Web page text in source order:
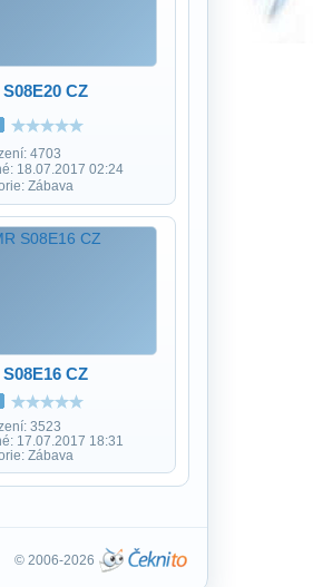
CZ
4703
18.07.2017 02:24
Zábava
CZ
3523
17.07.2017 18:31
Zábava
© 2006-2026